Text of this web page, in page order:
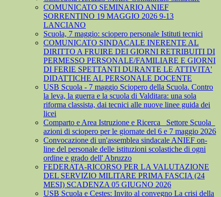
COMUNICATO SEMINARIO ANIEF
SORRENTINO 19 MAGGIO 2026 9-13
LANCIANO
Scuola, 7 maggio: sciopero personale Istituti tecnici
COMUNICATO SINDACALE INERENTE AL
DIRITTO A FRUIRE DEI GIORNI RETRIBUITI DI
PERMESSO PERSONALE/FAMILIARE E GIORNI
DI FERIE SPETTANTI DURANTE LE ATTIVITA'
DIDATTICHE AL PERSONALE DOCENTE
USB Scuola - 7 maggio Sciopero della Scuola. Contro
la leva, la guerra e la scuola di Valditara: una sola
riforma classista, dai tecnici alle nuove linee guida dei
licei
Comparto e Area Istruzione e Ricerca_ Settore Scuola_
azioni di sciopero per le giornate del 6 e 7 maggio 2026
Convocazione di un'assemblea sindacale ANIEF on-
line del personale delle istituzioni scolastiche di ogni
ordine e grado dell' Abruzzo
FEDERATA-RICORSO PER LA VALUTAZIONE
DEL SERVIZIO MILITARE PRIMA FASCIA (24
MESI) SCADENZA 05 GIUGNO 2026
USB Scuola e Cestes: Invito al convegno La crisi della